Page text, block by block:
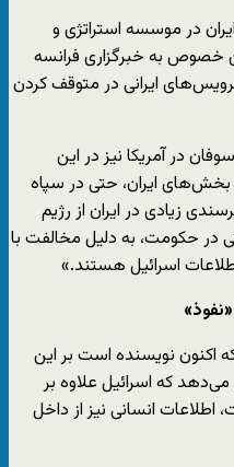
در موسسه استراتژی و
خصوص به خبرگزاری فرانسه
ایرانی در متوقف کردن
در آمریکا نیز در این
ایران، حتی در سپاه
زیادی در ایران از رژیم
در حکومت، به دلیل مخالفت با
اسرائیل هستند.»
نویسنده است بر این
که اسرائیل علاوه بر
انسانی نیز از داخل